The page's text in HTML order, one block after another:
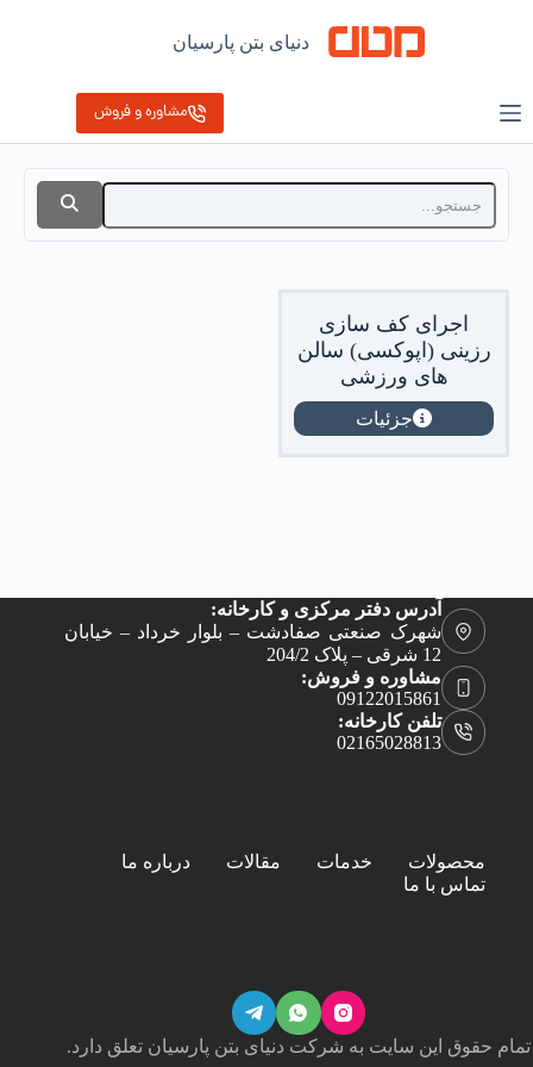
دنیای بتن پارسیان
مشاوره و فروش
اجرای کف سازی
رزینی (اپوکسی) سالن
های ورزشی
جزئیات
آدرس دفتر مرکزی و کارخانه:
شهرک صنعتی صفادشت – بلوار خرداد – خیابان
12 شرقی – پلاک 204/2
مشاوره و فروش:
09122015861
تلفن کارخانه:
02165028813
محصولات خدمات مقالات
درباره ما
تماس با ما
تمام حقوق این سایت به شرکت دنیای بتن پارسیان تعلق دارد.